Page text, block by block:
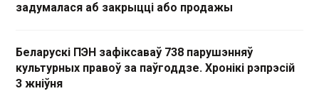
задумалася аб закрыцці або продажы
Беларускі ПЭН зафіксаваў 738 парушэнняў
культурных правоў за паўгоддзе. Хронікі рэпрэсій
3 жніўня